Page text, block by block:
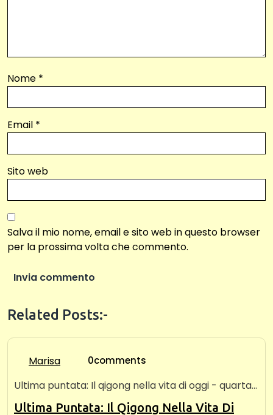
Nome *
Email *
Sito web
Salva il mio nome, email e sito web in questo browser
per la prossima volta che commento.
Related Posts:-
Marisa 0comments
Ultima puntata: Il qigong nella vita di oggi - quarta…
Ultima Puntata: Il Qigong Nella Vita Di